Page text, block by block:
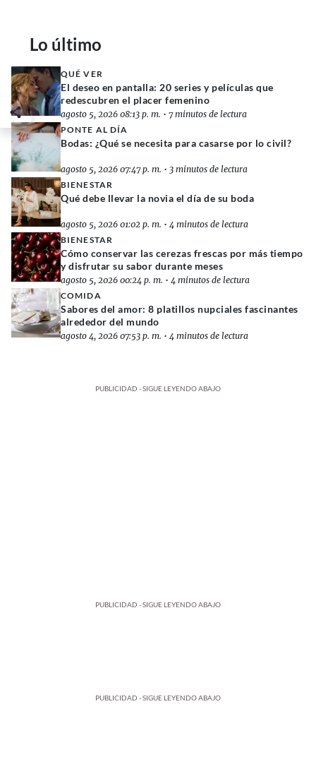
Lo último
QUÉ VER
El deseo en pantalla: 20 series y películas que
redescubren el placer femenino
agosto 5, 2026 08:13 p. m. • 7 minutos de lectura
PONTE AL DÍA
Bodas: ¿Qué se necesita para casarse por lo civil?
agosto 5, 2026 07:47 p. m. • 3 minutos de lectura
BIENESTAR
Qué debe llevar la novia el día de su boda
agosto 5, 2026 01:02 p. m. • 4 minutos de lectura
BIENESTAR
Cómo conservar las cerezas frescas por más tiempo
y disfrutar su sabor durante meses
agosto 5, 2026 00:24 p. m. • 4 minutos de lectura
COMIDA
Sabores del amor: 8 platillos nupciales fascinantes
alrededor del mundo
agosto 4, 2026 07:53 p. m. • 4 minutos de lectura
PUBLICIDAD - SIGUE LEYENDO ABAJO
PUBLICIDAD - SIGUE LEYENDO ABAJO
PUBLICIDAD - SIGUE LEYENDO ABAJO